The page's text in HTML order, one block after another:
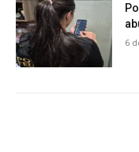
6